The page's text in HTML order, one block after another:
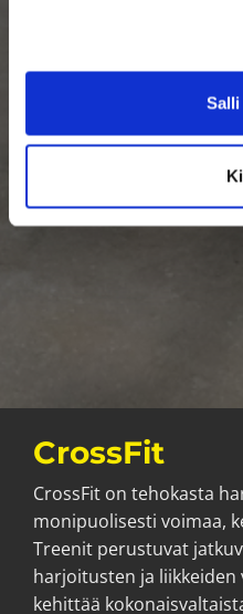
Salli
CrossFit
CrossFit on tehokasta
monipuolisesti voimaa,
Treenit perustuvat
harjoitusten ja
kehittää